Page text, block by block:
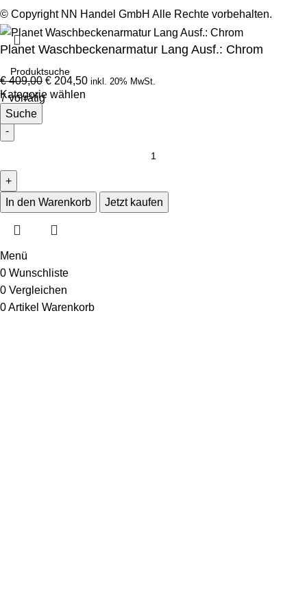
© Copyright NN Handel GmbH Alle Rechte vorbehalten.
Kategorie wählen
Suche
Planet Waschbeckenarmatur Lang Ausf.: Chrom
€409,00 € 204,50 inkl. 20% MwSt.
7 vorrätig
In den Warenkorb Jetzt kaufen
Menü
0 Wunschliste
0 Vergleichen
0Artikel Warenkorb